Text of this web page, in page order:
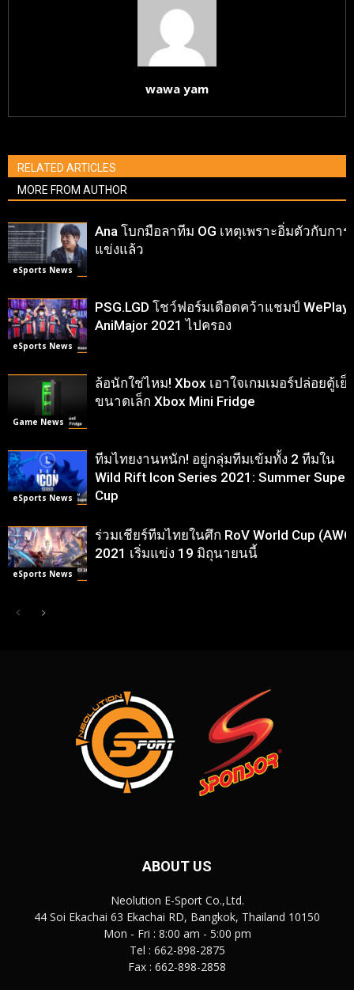
wawa yam
RELATED ARTICLES
MORE FROM AUTHOR
eSports News
Ana โบกมือลาทีม OG เหตุเพราะอิ่มตัวกับการ
แข่งแล้ว
eSports News
PSG.LGD โชว์ฟอร์มเดือดคว้าแชมป์ WePlay
AniMajor 2021 ไปครอง
Game News
ล้อนักใช่ไหม! Xbox เอาใจเกมเมอร์ปล่อยตู้เย็
ขนาดเล็ก Xbox Mini Fridge
eSports News
ทีมไทยงานหนัก! อยู่กลุ่มทีมเข้มทั้ง 2 ทีมใน
Wild Rift Icon Series 2021: Summer Super
Cup
eSports News
ร่วมเชียร์ทีมไทยในศึก RoV World Cup
2021 เริ่มแข่ง 19 มิถุนายนนี้
ABOUT US
Neolution E-Sport Co.,Ltd.
44 Soi Ekachai 63 Ekachai RD, Bangkok, Thailand 10150
Mon - Fri : 8:00 am - 5:00 pm
Tel : 662-898-2875
Fax : 662-898-2858